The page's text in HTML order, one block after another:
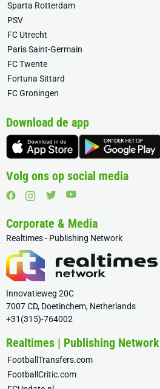
Sparta Rotterdam
PSV
FC Utrecht
Paris Saint-Germain
FC Twente
Fortuna Sittard
FC Groningen
Download de app
Volg ons op social media
Corporate & Media
Realtimes - Publishing Network
Innovatieweg 20C
7007 CD, Doetinchem, Netherlands
+31(315)-764002
Realtimes | Publishing Network
FootballTransfers.com
FootballCritic.com